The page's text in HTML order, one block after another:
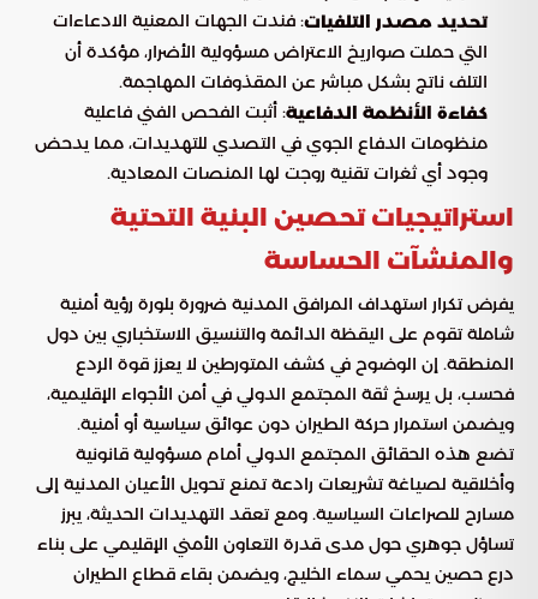
تحديد مصدر التلفيات: فندت الجهات المعنية الادعاءات
التي حملت صواريخ الاعتراض مسؤولية الأضرار، مؤكدة أن
التلف ناتج بشكل مباشر عن المقذوفات المهاجمة.
كفاءة الأنظمة الدفاعية: أثبت الفحص الفني فاعلية
منظومات الدفاع الجوي في التصدي للتهديدات، مما يدحض
وجود أي ثغرات تقنية روجت لها المنصات المعادية.
استراتيجيات تحصين البنية التحتية
والمنشآت الحساسة
يفرض تكرار استهداف المرافق المدنية ضرورة بلورة رؤية أمنية
شاملة تقوم على اليقظة الدائمة والتنسيق الاستخباري بين دول
المنطقة. إن الوضوح في كشف المتورطين لا يعزز قوة الردع
فحسب، بل يرسخ ثقة المجتمع الدولي في أمن الأجواء الإقليمية،
ويضمن استمرار حركة الطيران دون عوائق سياسية أو أمنية.
تضع هذه الحقائق المجتمع الدولي أمام مسؤولية قانونية
وأخلاقية لصياغة تشريعات رادعة تمنع تحويل الأعيان المدنية إلى
مسارح للصراعات السياسية. ومع تعقد التهديدات الحديثة، يبرز
تساؤل جوهري حول مدى قدرة التعاون الأمني الإقليمي على بناء
درع حصين يحمي سماء الخليج، ويضمن بقاء قطاع الطيران